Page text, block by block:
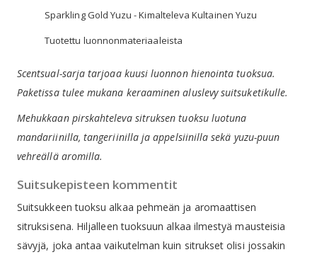
Sparkling Gold Yuzu - Kimalteleva Kultainen Yuzu
Tuotettu luonnonmateriaaleista
Scentsual-sarja tarjoaa kuusi luonnon hienointa tuoksua.
Paketissa tulee mukana keraaminen aluslevy suitsuketikulle.
Mehukkaan pirskahteleva sitruksen tuoksu luotuna
mandariinilla, tangeriinilla ja appelsiinilla sekä yuzu-puun
vehreällä aromilla.
Suitsukepisteen kommentit
Suitsukkeen tuoksu alkaa pehmeän ja aromaattisen
sitruksisena. Hiljalleen tuoksuun alkaa ilmestyä mausteisia
sävyjä, joka antaa vaikutelman kuin sitrukset olisi jossakin